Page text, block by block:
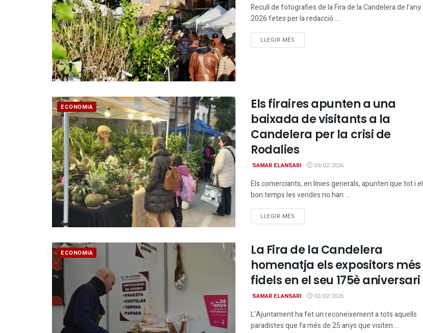
Recull de fotografies de la Fira de la Candelera de l'any
2026 fetes per la redacció ...
LLEGIR MÉS
ECONOMIA
Els firaires apunten a una
baixada de visitants a la
Candelera per la crisi de
Rodalies
SAMAR ELANSARI 03/02/2026
Els comerciants, en línies generals, apunten que tot i el
bon temps les vendes no han ...
LLEGIR MÉS
ECONOMIA
La Fira de la Candelera
homenatja els expositors més
fidels en el seu 175è aniversari
SAMAR ELANSARI 02/02/2026
L’Ajuntament ha fet un reconeixement a tots aquells
paradistes que fa més de 25 anys que visiten ...